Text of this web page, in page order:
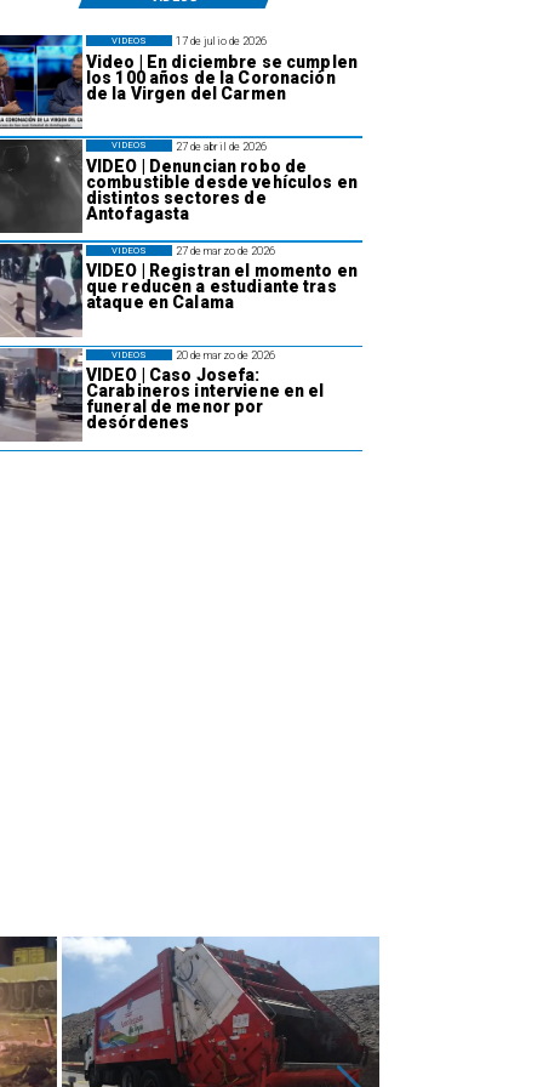
17 de julio de 2026
Video | En diciembre se cumplen
los 100 años de la Coronación
de la Virgen del Carmen
VIDEOS
27 de abril de 2026
VIDEO | Denuncian robo de
combustible desde vehículos en
distintos sectores de
Antofagasta
VIDEOS
27 de marzo de 2026
VIDEO | Registran el momento en
que reducen a estudiante tras
ataque en Calama
VIDEOS
20 de marzo de 2026
VIDEO | Caso Josefa:
Carabineros interviene en el
funeral de menor por
desórdenes
VIDEOS